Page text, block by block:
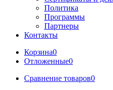
Политика
Программы
Партнеры
Контакты
Корзина0
Отложенные0
Сравнение товаров0